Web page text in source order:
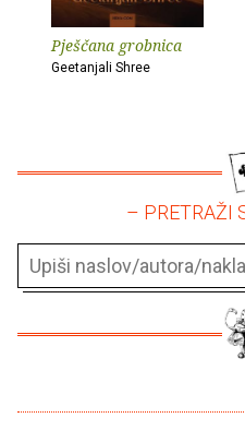
Pješčana grobnica
Geetanjali Shree
– PRETRAŽI